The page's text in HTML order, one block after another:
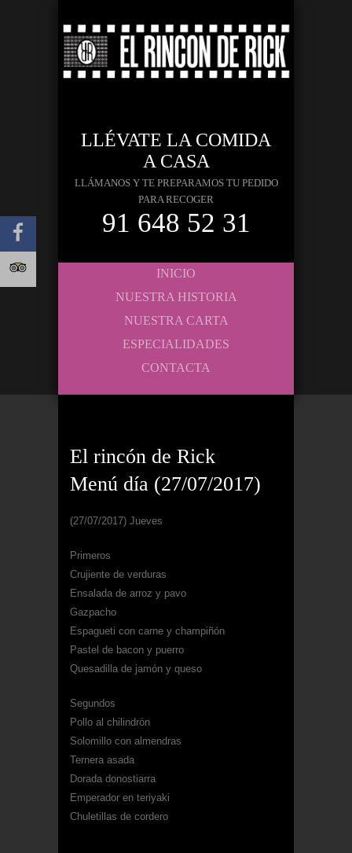
LLÉVATE LA COMIDA
A CASA
LLÁMANOS Y TE PREPARAMOS TU PEDIDO
PARA RECOGER
91 648 52 31
INICIO
NUESTRA HISTORIA
NUESTRA CARTA
ESPECIALIDADES
CONTACTA
El rincón de Rick
Menú día (27/07/2017)
(27/07/2017) Jueves
Primeros
Crujiente de verduras
Ensalada de arroz y pavo
Gazpacho
Espagueti con carne y champiñón
Pastel de bacon y puerro
Quesadilla de jamón y queso
Segundos
Pollo al chilindrón
Solomillo con almendras
Ternera asada
Dorada donostiarra
Emperador en teriyaki
Chuletillas de cordero